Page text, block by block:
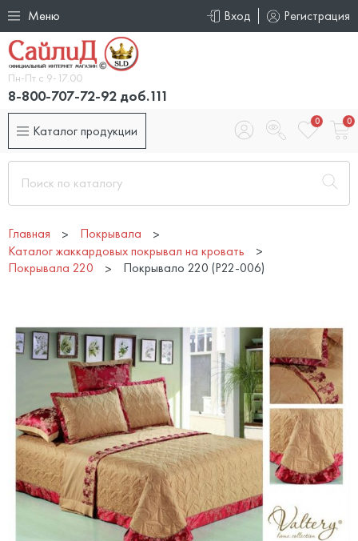
Меню Вход Регистрация
Пн-Пт с 9-17.00
8-800-707-72-92 доб.111
Каталог продукции
0 0
Главная
Покрывала
Каталог жаккардовых покрывал на кровать
Покрывала 220
Покрывало 220 (P22-006)